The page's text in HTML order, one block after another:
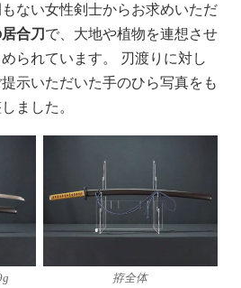
ない女性剣士からお求めいただ
合刀 で、大地や植物を連想させ
られています。 刃渡りに対し
示いただいた手のひら写真をも
ました。
拵全体